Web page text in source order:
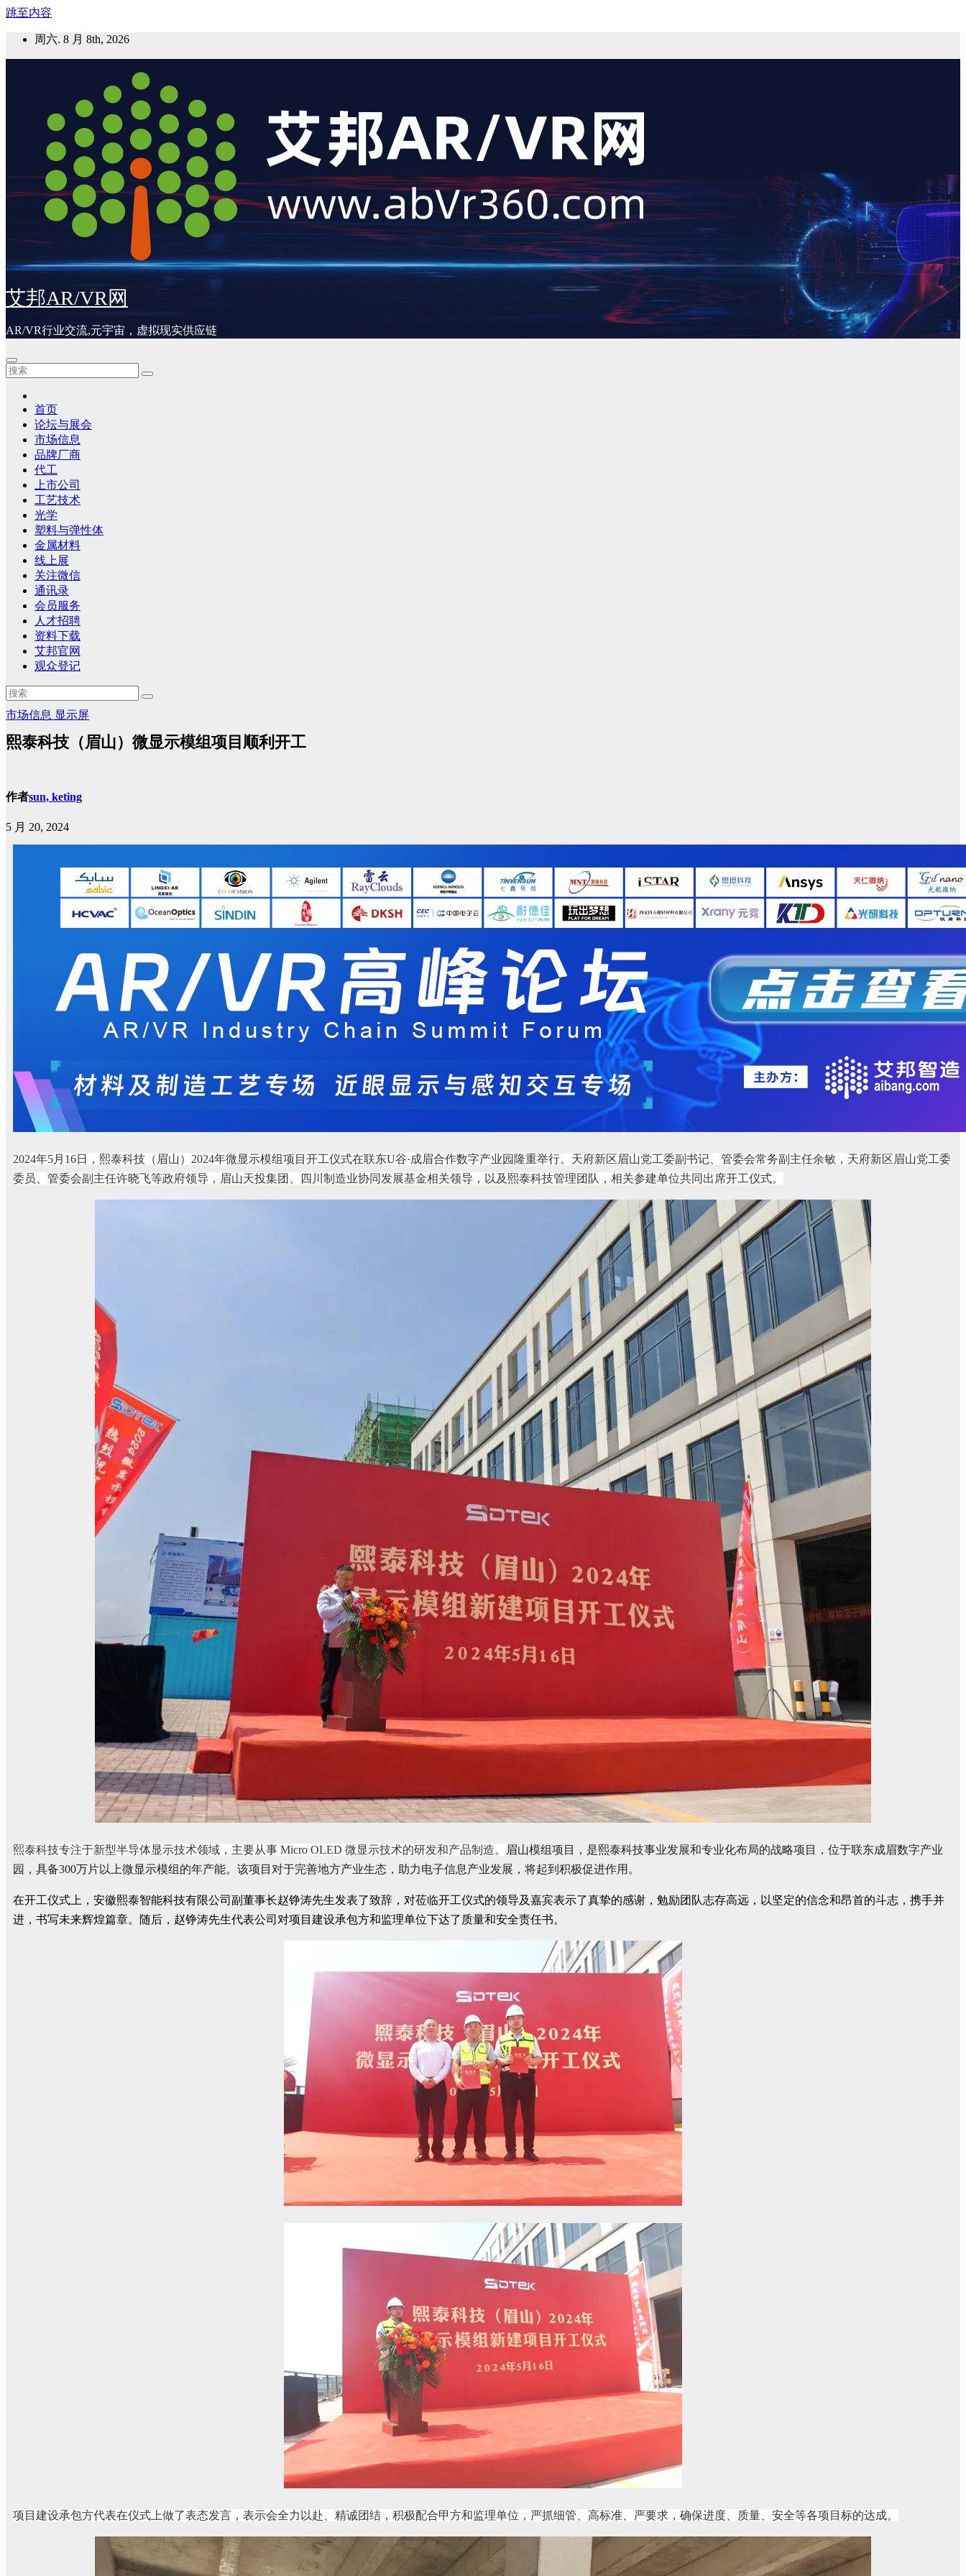
跳至内容
周六. 8 月 8th, 2026
艾邦AR/VR网
AR/VR行业交流,元宇宙，虚拟现实供应链
首页
论坛与展会
市场信息
品牌厂商
代工
上市公司
工艺技术
光学
塑料与弹性体
金属材料
线上展
关注微信
通讯录
会员服务
人才招聘
资料下载
艾邦官网
观众登记
市场信息 显示屏
熙泰科技（眉山）微显示模组项目顺利开工
作者sun, keting
5 月 20, 2024
2024年5月16日，熙泰科技（眉山）2024年微显示模组项目开工仪式在联东U谷·成眉合作数字产业园隆重举行。天府新区眉山党工委副书记、管委会常务副主任余敏，天府新区眉山党工委
委员、管委会副主任许晓飞等政府领导，眉山天投集团、四川制造业协同发展基金相关领导，以及熙泰科技管理团队，相关参建单位共同出席开工仪式。
熙泰科技专注于新型半导体显示技术领域，主要从事 Micro OLED 微显示技术的研发和产品制造。
眉山模组项目，是熙泰科技事业发展和专业化布局的战略项目，位于联东成眉数字产业
园，具备300万片以上微显示模组的年产能。该项目对于完善地方产业生态，助力电子信息产业发展，将起到积极促进作用。
在开工仪式上，安徽熙泰智能科技有限公司副董事长赵铮涛先生发表了致辞，对莅临开工仪式的领导及嘉宾表示了真挚的感谢，勉励团队志存高远，以坚定的信念和昂首的斗志，携手并
进，书写未来辉煌篇章。随后，赵铮涛先生代表公司对项目建设承包方和监理单位下达了质量和安全责任书。
项目建设承包方代表在仪式上做了表态发言，表示会全力以赴、精诚团结，积极配合甲方和监理单位，严抓细管、高标准、严要求，确保进度、质量、安全等各项目标的达成。